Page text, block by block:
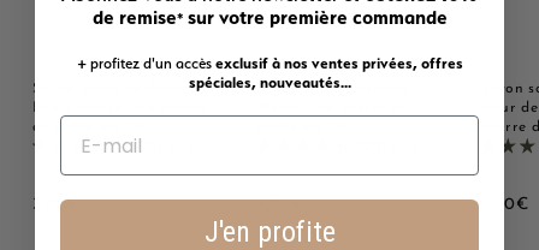
Savon solide parfumé au
de karité bio 125g
2221 avis
3,00€3
Savon solide parfumé
3,00€3
,
Savon
Fleur
beurre
3,00€3
de remise*sur votre première commande
+ profitez d'un accès exclusif à nos ventes privées, offres
spéciales, nouveautés...
J'en profite